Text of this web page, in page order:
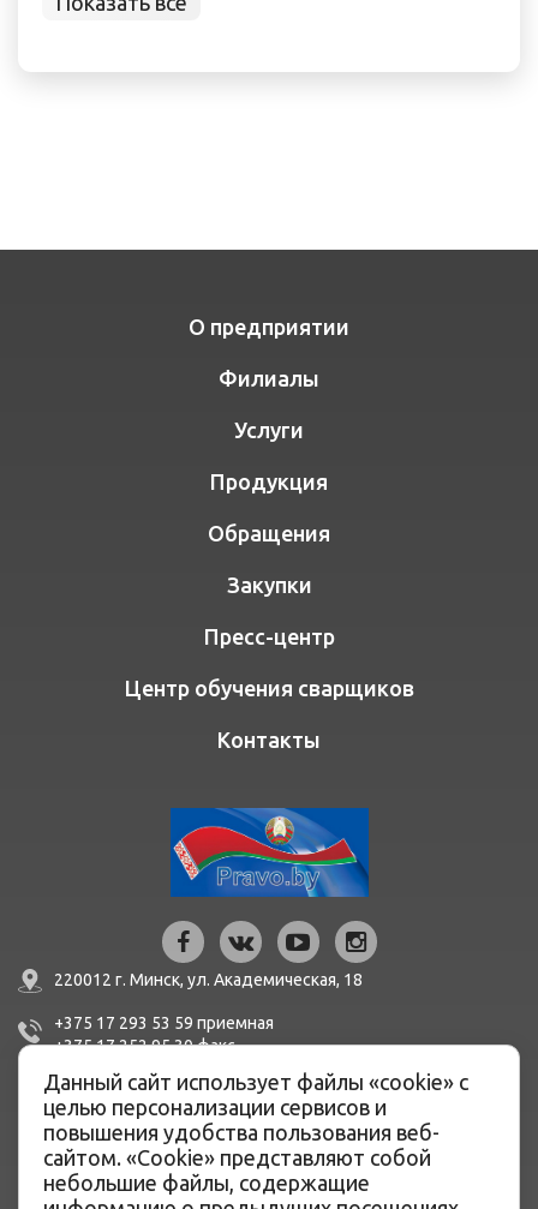
О предприятии
Филиалы
Услуги
Продукция
Обращения
Закупки
Пресс-центр
Центр обучения сварщиков
Контакты
220012 г. Минск, ул. Академическая, 18
+375 17 293 53 59 приемная
+375 17 252 95 30факc
mail@bern.by
IBAN BY51 BLBB 3012 0100 3455 0500 1001 в ЦБУ №527
ОАО «Белинвестбанк», г. Минск, ул. Карла Маркса, 33-4Н,
8Н,
Данный сайт использует файлы «cookie» с
целью персонализации сервисов и
повышения удобства пользования веб-
сайтом. «Cookie» представляют собой
небольшие файлы, содержащие